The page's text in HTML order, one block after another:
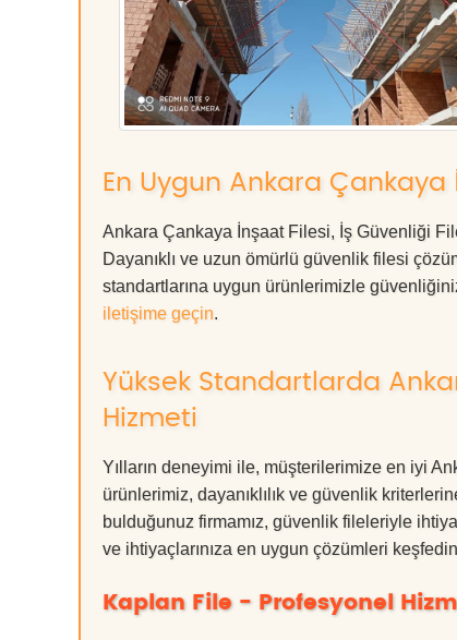
En Uygun Ankara Çankaya
Ankara Çankaya İnşaat Filesi, İş Güvenliği
Dayanıklı ve uzun ömürlü güvenlik filesi
standartlarına uygun ürünlerimizle
iletişime geçin.
Yüksek Standartlarda
Hizmeti
Yılların deneyimi ile, müşterilerimize en iyi
ürünlerimiz, dayanıklılık ve güvenlik
bulduğunuz firmamız, güvenlik fileleriyle
ve ihtiyaçlarınıza en uygun çözümleri
Kaplan File - Profesyonel